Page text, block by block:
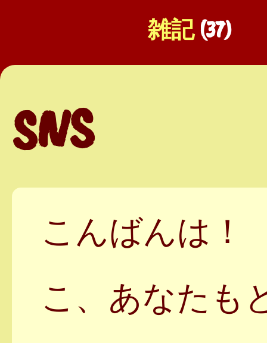
雑記(37)
SNS
こんばんは
こ、あなたも